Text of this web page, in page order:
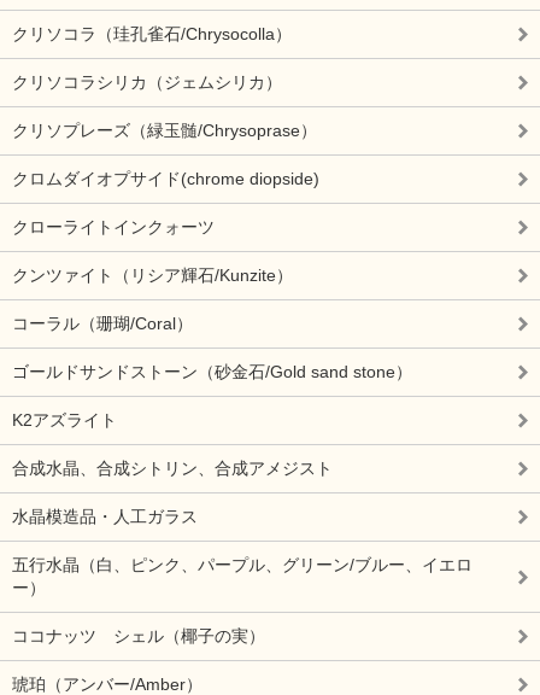
クリソコラ（珪孔雀石/Chrysocolla）
クリソコラシリカ（ジェムシリカ）
クリソプレーズ（緑玉髄/Chrysoprase）
クロムダイオプサイド(chrome diopside)
クローライトインクォーツ
クンツァイト（リシア輝石/Kunzite）
コーラル（珊瑚/Coral）
ゴールドサンドストーン（砂金石/Gold sand stone）
K2アズライト
合成水晶、合成シトリン、合成アメジスト
水晶模造品・人工ガラス
五行水晶（白、ピンク、パープル、グリーン/ブルー、イエロ
ー）
ココナッツ シェル（椰子の実）
琥珀（アンバー/Amber）